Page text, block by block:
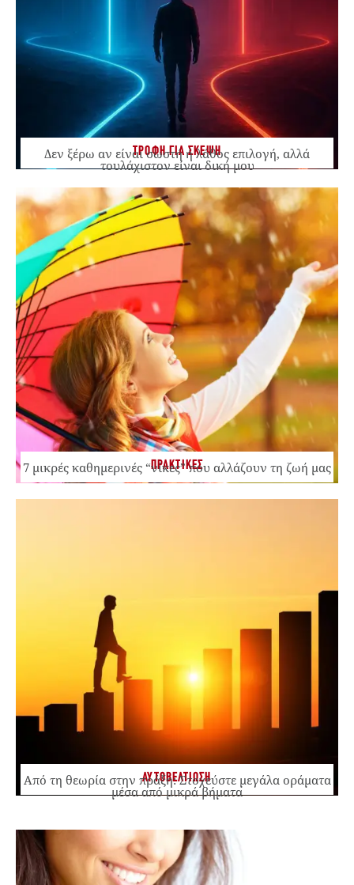
ΤΡΟΦΗ ΓΙΑ ΣΚΕΨΗ
Δεν ξέρω αν είναι σωστή ή λάθος επιλογή, αλλά
τουλάχιστον είναι δική μου
ΠΡΑΚΤΙΚΕΣ
7 μικρές καθημερινές “νίκες” που αλλάζουν τη ζωή μας
ΑΥΤΟΒΕΛΤΙΩΣΗ
Από τη θεωρία στην πράξη: Στοχεύστε μεγάλα οράματα
μέσα από μικρά βήματα